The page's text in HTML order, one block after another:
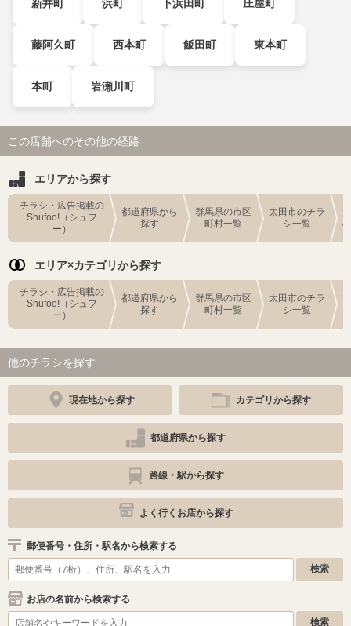
新井町 浜町 下浜田町 庄屋町
藤阿久町 西本町 飯田町 東本町
本町 岩瀬川町
この店舗へのその他の経路
エリアから探す
チラシ・広告掲載の
Shufoo!（シュフ
ー）
都道府県から
探す
群馬県の市区
町村一覧
太田市のチラ
シ一覧
エリア×カテゴリから探す
チラシ・広告掲載の
Shufoo!（シュフ
ー）
都道府県から
探す
群馬県の市区
町村一覧
太田市のチラ
シ一覧
他のチラシを探す
現在地から探す カテゴリから探す
都道府県から探す
路線・駅から探す
よく行くお店から探す
郵便番号・住所・駅名から検索する
お店の名前から検索する